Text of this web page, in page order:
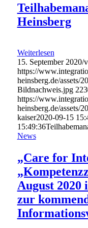
Heinsberg
Weiterlesen
15. September 2020/
https://
heinsberg.de/assets/
Bildnachweis.jpg
https://
heinsberg.de/assets/
kaiser2020-09-15
15:49:36
News
„Care for
August 2020
zur